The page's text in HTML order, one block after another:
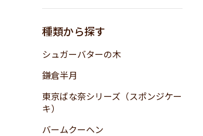
種類から探す
シュガーバターの木
鎌倉半月
東京ばな奈シリーズ（スポンジケー
キ）
バームクーヘン